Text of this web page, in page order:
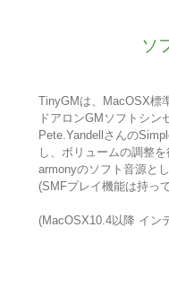
ソ
TinyGMは、MacOSX標
ドアロンGMソフトシン
Pete.Yandellさんの
し、ボリュームの調整
armonyのソフト音源と
(SMFプレイ機能は持っ
(MacOSX10.4以降 イン